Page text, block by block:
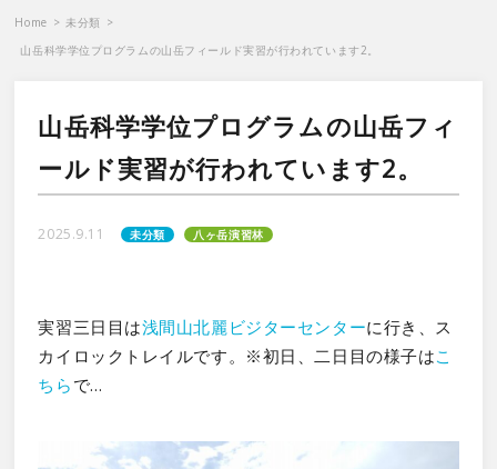
Home > 未分類 >
山岳科学学位プログラムの山岳フィールド実習が行われています2。
山岳科学学位プログラムの山岳フィ
ールド実習が行われています2。
2025.9.11 未分類 八ヶ岳演習林
実習三日目は浅間山北麗ビジターセンターに行き、ス
カイロックトレイルです。※初日、二日目の様子はこ
ちら で…